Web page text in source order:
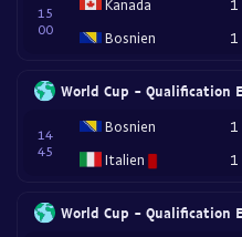
15
00
Kanada
Bosnien
1
1
World Cup - Qualification
14
45
Bosnien
Italien
1
1
World Cup - Qualification